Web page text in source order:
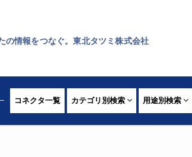
の情報をつなぐ。東北タツミ株式会社
コネクタ一覧 カテゴリ別検索 用途別検索